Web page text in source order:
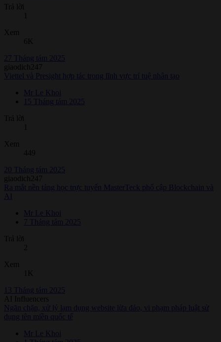
Trả lời
Xem
6K
27 Tháng tám 2025
giaodich247
Viettel và Presight hợp tác trong lĩnh vực trí tuệ nhân tạo
Mr Le Khoi
15 Tháng tám 2025
Trả lời
Xem
449
20 Tháng tám 2025
giaodich247
Ra mắt nền tảng học trực tuyến MasterTeck phổ cập Blockchain và
AI
Mr Le Khoi
7 Tháng tám 2025
Trả lời
Xem
1K
13 Tháng tám 2025
AI Influencers
Ngăn chặn, xử lý lạm dụng website lừa đảo, vi phạm pháp luật sử
dụng tên miền quốc tế
Mr Le Khoi